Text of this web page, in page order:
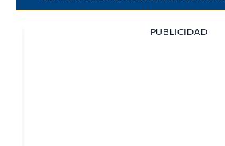
PUBLICIDAD